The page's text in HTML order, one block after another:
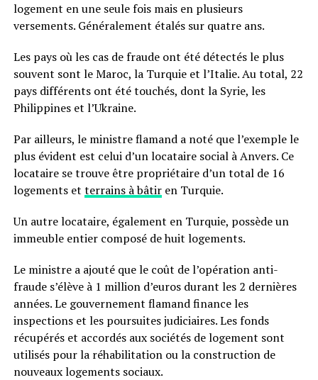
logement en une seule fois mais en plusieurs
versements. Généralement étalés sur quatre ans.
Les pays où les cas de fraude ont été détectés le plus
souvent sont le Maroc, la Turquie et l’Italie. Au total, 22
pays différents ont été touchés, dont la Syrie, les
Philippines et l’Ukraine.
Par ailleurs, le ministre flamand a noté que l’exemple le
plus évident est celui d’un locataire social à Anvers. Ce
locataire se trouve être propriétaire d’un total de 16
logements et terrains à bâtiren Turquie.
Un autre locataire, également en Turquie, possède un
immeuble entier composé de huit logements.
Le ministre a ajouté que le coût de l’opération anti-
fraude s’élève à 1 million d’euros durant les 2 dernières
années. Le gouvernement flamand finance les
inspections et les poursuites judiciaires. Les fonds
récupérés et accordés aux sociétés de logement sont
utilisés pour la réhabilitation ou la construction de
nouveaux logements sociaux.